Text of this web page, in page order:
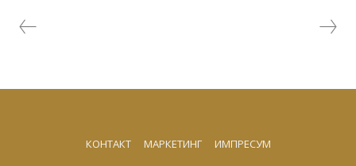
КОНТАКТ МАРКЕТИНГ ИМПРЕСУМ